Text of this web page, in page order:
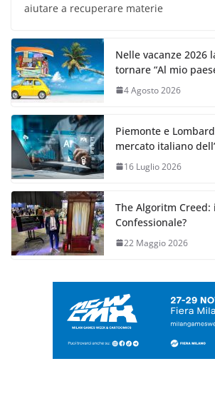
aiutare a recuperare materie
Nelle vacanze 2026
tornare “Al mio
4 Agosto 2026
Piemonte e
mercato italiano
16 Luglio 2026
The Algoritm
Confessionale?
22 Maggio 2026